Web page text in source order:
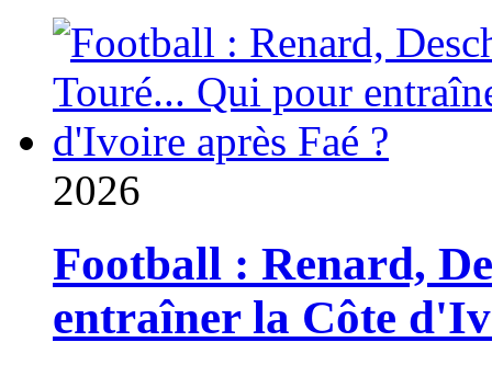
2026
Football : Renard,
entraîner la Côte